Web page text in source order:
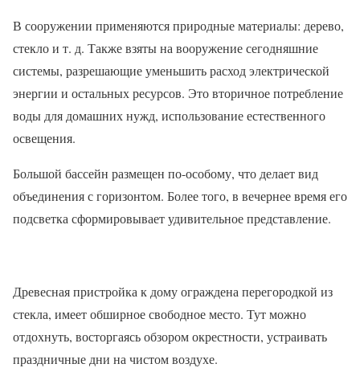
В сооружении применяются природные материалы: дерево,
стекло и т. д. Также взяты на вооружение сегодняшние
системы, разрешающие уменьшить расход электрической
энергии и остальных ресурсов. Это вторичное потребление
воды для домашних нужд, использование естественного
освещения.
Большой бассейн размещен по-особому, что делает вид
объединения с горизонтом. Более того, в вечернее время его
подсветка сформировывает удивительное представление.
Древесная пристройка к дому ограждена перегородкой из
стекла, имеет обширное свободное место. Тут можно
отдохнуть, восторгаясь обзором окрестности, устраивать
праздничные дни на чистом воздухе.